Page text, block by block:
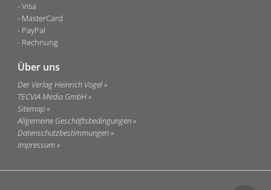
Visa
MasterCard
PayPal
Rechnung
Über uns
Der Verlag Heinrich Vogel
TECVIA Media GmbH
Sitemap
Allgemeine Geschäftsbedingungen
Datenschutzbestimmungen
Impressum